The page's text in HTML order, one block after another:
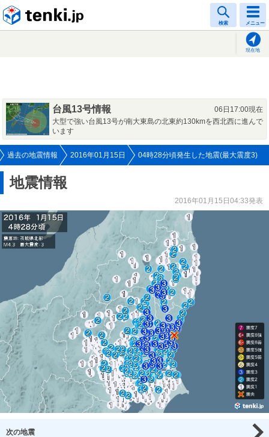
検索 メニュー
現在地
台風13号情報
06日17:00現在
大型で強い台風13号が南大東島の北東約130kmを西北西に進んで
います
過去の地震情報 2016年01月15日 04時28分頃発生した地震(最大震度3)
地震情報
2016年01月15日04:33発表
次の地震